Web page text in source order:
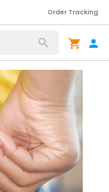
Order Tracking